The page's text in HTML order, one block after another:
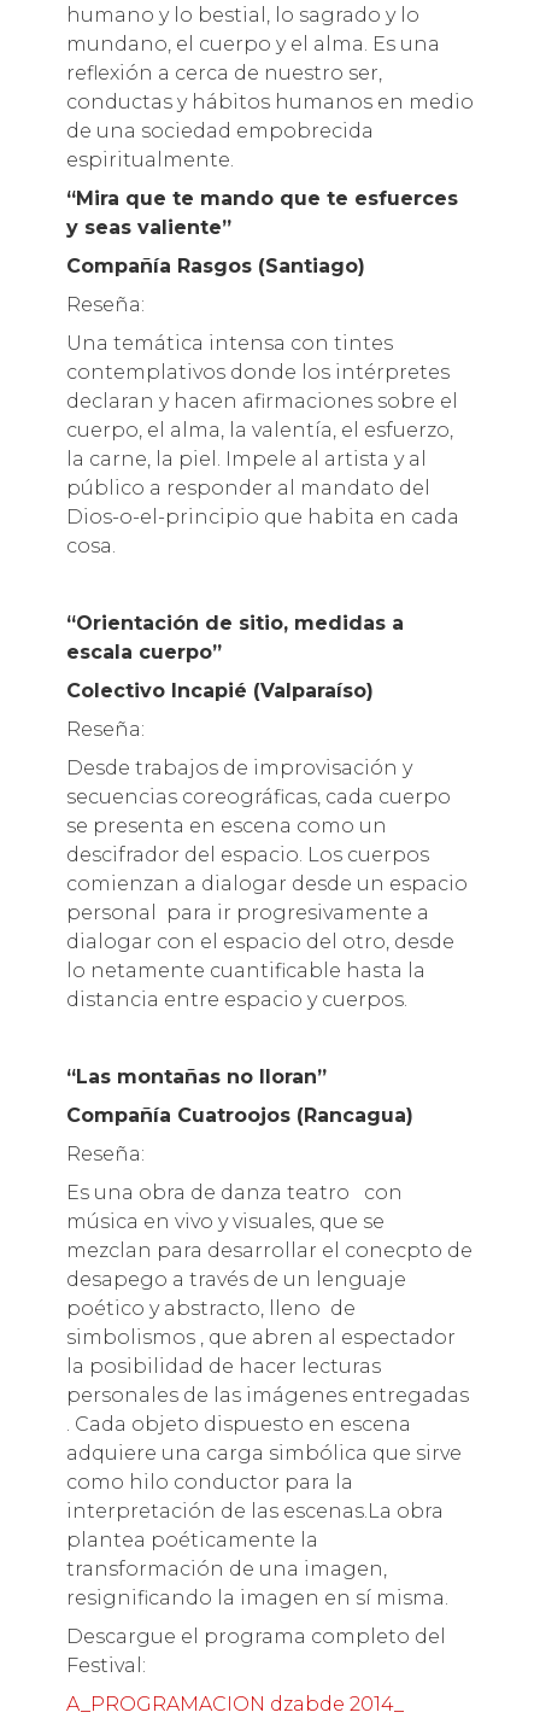
humano y lo bestial, lo sagrado y lo
mundano, el cuerpo y el alma. Es una
reflexión a cerca de nuestro ser,
conductas y hábitos humanos en medio
de una sociedad empobrecida
espiritualmente.
“Mira que te mando que te esfuerces
y seas valiente”
Compañía Rasgos (Santiago)
Reseña:
Una temática intensa con tintes
contemplativos donde los intérpretes
declaran y hacen afirmaciones sobre el
cuerpo, el alma, la valentía, el esfuerzo,
la carne, la piel. Impele al artista y al
público a responder al mandato del
Dios-o-el-principio que habita en cada
cosa.
“Orientación de sitio, medidas a
escala cuerpo”
Colectivo Incapié (Valparaíso)
Reseña:
Desde trabajos de improvisación y
secuencias coreográficas, cada cuerpo
se presenta en escena como un
descifrador del espacio. Los cuerpos
comienzan a dialogar desde un espacio
personal para ir progresivamente a
dialogar con el espacio del otro, desde
lo netamente cuantificable hasta la
distancia entre espacio y cuerpos.
“Las montañas no lloran”
Compañía Cuatroojos (Rancagua)
Reseña:
Es una obra de danza teatro con
música en vivo y visuales, que se
mezclan para desarrollar el conecpto de
desapego a través de un lenguaje
poético y abstracto, lleno de
simbolismos , que abren al espectador
la posibilidad de hacer lecturas
personales de las imágenes entregadas
. Cada objeto dispuesto en escena
adquiere una carga simbólica que sirve
como hilo conductor para la
interpretación de las escenas.La obra
plantea poéticamente la
transformación de una imagen,
resignificando la imagen en sí misma.
Descargue el programa completo del
Festival:
A_PROGRAMACION dzabde 2014_